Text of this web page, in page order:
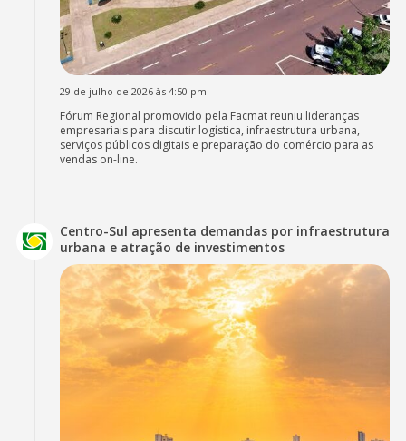
29 de julho de 2026 às 4:50 pm
Fórum Regional promovido pela Facmat reuniu lideranças
empresariais para discutir logística, infraestrutura urbana,
serviços públicos digitais e preparação do comércio para as
vendas on-line.
Centro-Sul apresenta demandas por infraestrutura
urbana e atração de investimentos